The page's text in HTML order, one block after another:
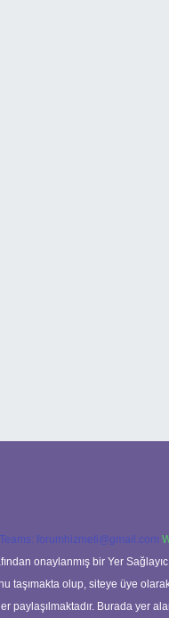
Teams: forumhizmeti@gmail.com
onaylanmış bir Yer
taşımakta olup, siteye üye
paylaşılmaktadır. Burada